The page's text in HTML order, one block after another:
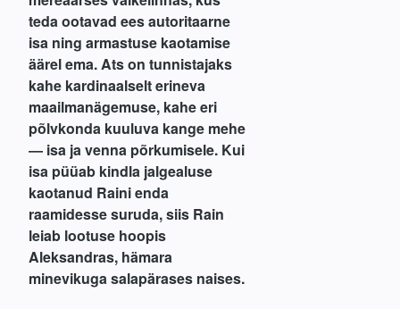
teda ootavad ees autoritaarne
isa ning armastuse kaotamise
äärel ema. Ats on tunnistajaks
kahe kardinaalselt erineva
maailmanägemuse, kahe eri
põlvkonda kuuluva kange mehe
— isa ja venna põrkumisele. Kui
isa püüab kindla jalgealuse
kaotanud Raini enda
raamidesse suruda, siis Rain
leiab lootuse hoopis
Aleksandras, hämara
minevikuga salapärases naises.